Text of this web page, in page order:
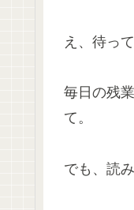
え、待っ
毎日の残
て。
でも、読